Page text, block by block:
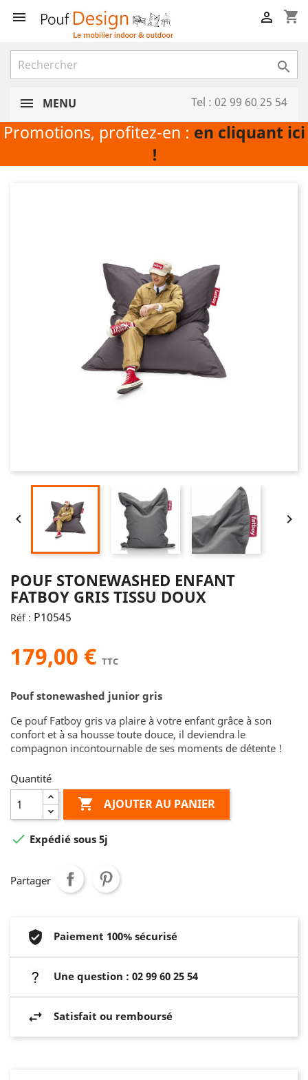
 shopping_cart


MENU Tel : 02 99 60 25 54
Promotions, profitez-en : en cliquant ici
!
 
POUF STONEWASHED ENFANT
FATBOY GRIS TISSU DOUX
Réf : P10545
179,00 € TTC
Pouf stonewashed junior gris
Ce pouf Fatboy gris va plaire à votre enfant grâce à son
confort et à sa housse toute douce, il deviendra le
compagnon incontournable de ses moments de détente !
Quantité
 AJOUTER AU PANIER
 Expédié sous 5j
Partager
Paiement 100% sécurisé
Une question : 02 99 60 25 54
Satisfait ou remboursé